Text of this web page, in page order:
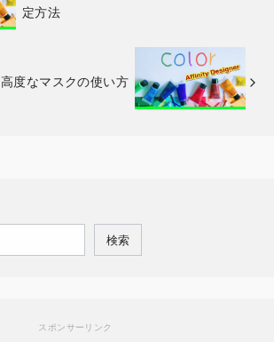
定方法
高度なマスクの使い方
検索
スポンサーリンク